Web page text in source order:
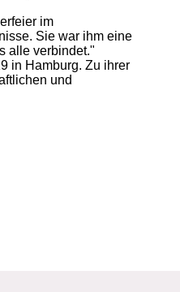
im
Sie war ihm eine
alle verbindet."
in Hamburg. Zu ihrer
und